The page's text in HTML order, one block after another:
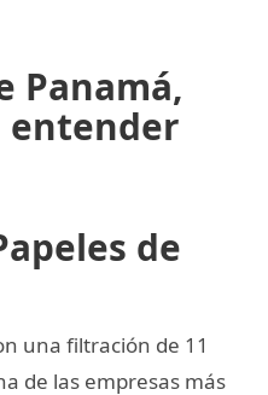
Panamá,
entender
de
una filtración de 11
de las empresas más